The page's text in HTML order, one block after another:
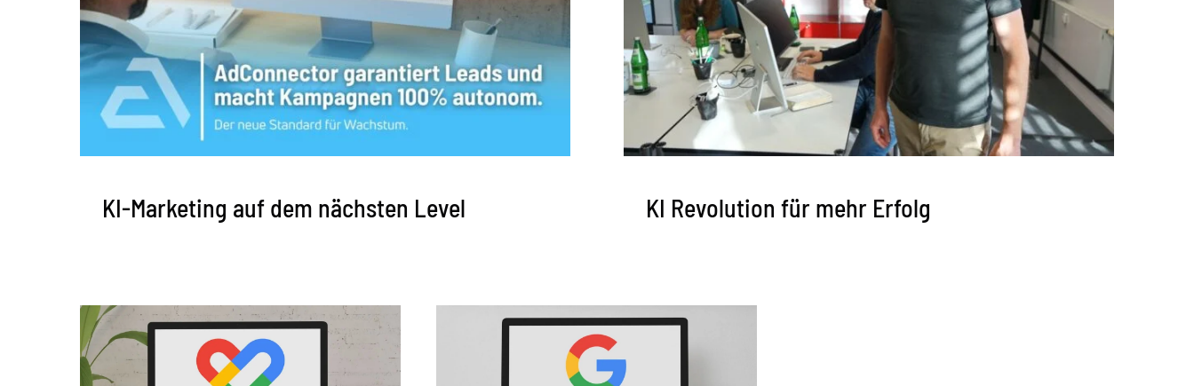
KI-Marketing auf dem nächsten Level KI Revolution für mehr Erfolg